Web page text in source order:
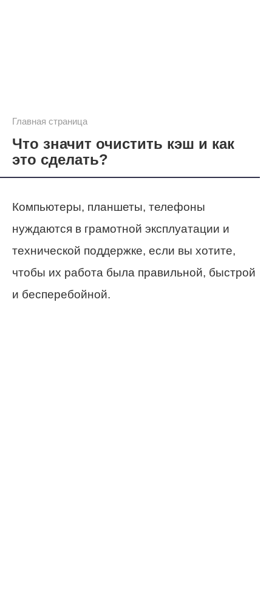
Главная страница
Что значит очистить кэш и как
это сделать?
Компьютеры, планшеты, телефоны
нуждаются в грамотной эксплуатации и
технической поддержке, если вы хотите,
чтобы их работа была правильной, быстрой
и бесперебойной.